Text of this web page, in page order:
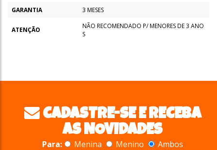
GARANTIA 3 MESES
ATENÇÃO
NÃO RECOMENDADO P/ MENORES DE 3 ANO
S
CADASTRE-SE E RECEBA
AS NOVIDADES
Para: Menina Menino Ambos